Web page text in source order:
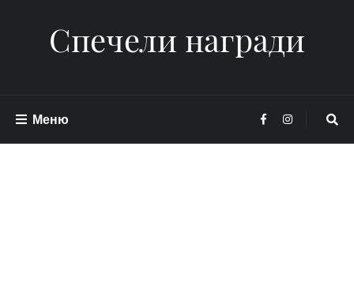
Спечели награди
Меню